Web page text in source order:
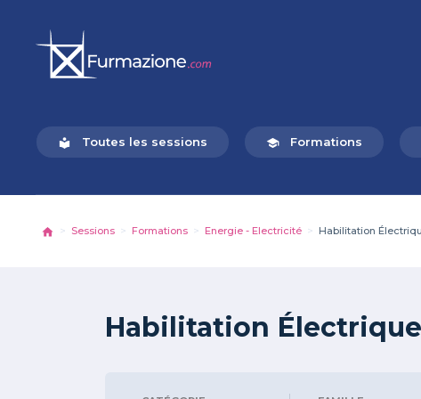
local_library Toutes les sessions school Formations
Sessions Formations Energie - Electricité Habilitation
Habilitation Électrique